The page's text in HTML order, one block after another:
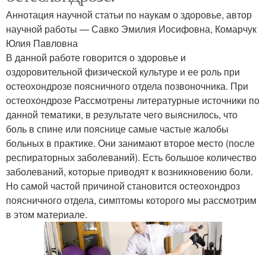
Аннотация научной статьи по наукам о здоровье, автор
научной работы — Савко Эмилия Иосифовна, Комарчук
Юлия Павловна
В данной работе говорится о здоровье и
оздоровительной физической культуре и ее роль при
остеохондрозе поясничного отдела позвоночника. При
остеохондрозе Рассмотрены литературные источники по
данной тематики, в результате чего выяснилось, что
боль в спине или пояснице самые частые жалобы
больных в практике. Они занимают второе место (после
респираторных заболеваний). Есть большое количество
заболеваний, которые приводят к возникновению боли.
Но самой частой причиной становится остеохондроз
поясничного отдела, симптомы которого мы рассмотрим
в этом материале.